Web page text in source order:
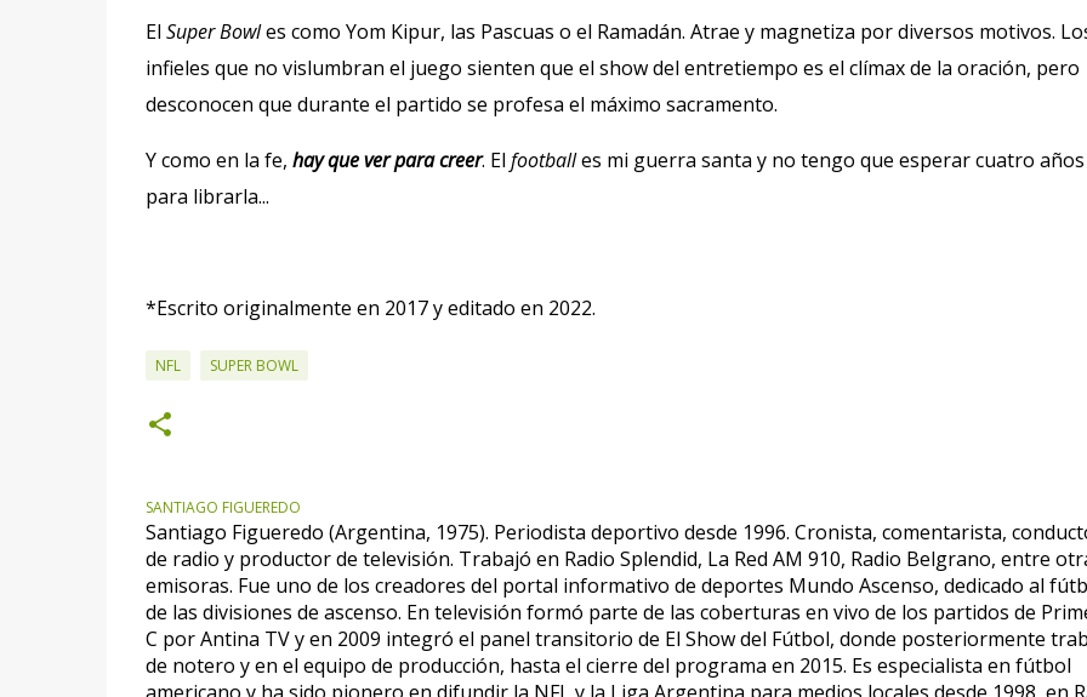
El Super Bowles como Yom Kipur, las Pascuas o el Ramadán. Atrae y magnetiza por diversos motivos.
infieles que no vislumbran el juego sienten que el show del entretiempo es el clímax de la oración, pero
desconocen que durante el partido se profesa el máximo sacramento.
Y como en la fe, hay que ver para creer. El footballes mi guerra santa y no tengo que esperar cuatro años
para librarla...
*Escrito originalmente en 2017 y editado en 2022.
NFL SUPER BOWL
SANTIAGO FIGUEREDO
Santiago Figueredo (Argentina, 1975). Periodista deportivo desde 1996. Cronista, comentarista,
de radio y productor de televisión. Trabajó en Radio Splendid, La Red AM 910, Radio Belgrano, entre
emisoras. Fue uno de los creadores del portal informativo de deportes Mundo Ascenso, dedicado al
de las divisiones de ascenso. En televisión formó parte de las coberturas en vivo de los partidos de
C por Antina TV y en 2009 integró el panel transitorio de El Show del Fútbol, donde posteriormente
de notero y en el equipo de producción, hasta el cierre del programa en 2015. Es especialista en fútbol